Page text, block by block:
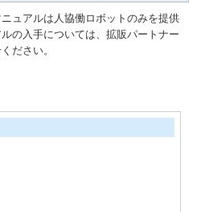
ュアルは人協働ロボットのみを提供
の入手については、拡販パートナー
ださい。